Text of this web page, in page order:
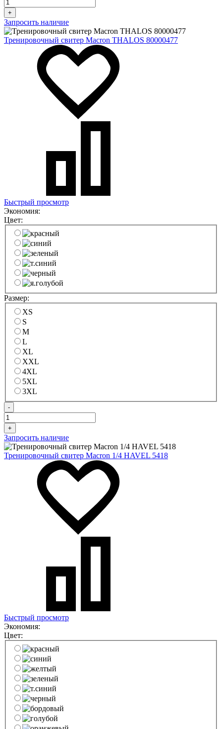
+
Запросить наличие
Тренировочный свитер Macron THALOS 80000477
Быстрый просмотр
Экономия:
Цвет:
Размер:
XS
S
M
L
XL
XXL
4XL
5XL
3XL
-
+
Запросить наличие
Тренировочный свитер Macron 1/4 HAVEL 5418
Быстрый просмотр
Экономия:
Цвет: